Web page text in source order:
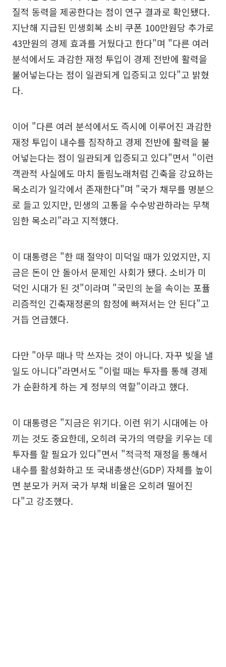
질적 동력을 제공한다는 점이 연구 결과로 확인됐다.
지난해 지급된 민생회복 소비 쿠폰 100만원당 추가로
43만원의 경제 효과를 거뒀다고 한다"며 "다른 여러
분석에서도 과감한 재정 투입이 경제 전반에 활력을
불어넣는다는 점이 일관되게 입증되고 있다"고 밝혔
다.
이어 "다른 여러 분석에서도 즉시에 이루어진 과감한
재정 투입이 내수를 짐작하고 경제 전반에 활력을 불
어넣는다는 점이 일관되게 입증되고 있다"면서 "이런
객관적 사실에도 마치 돌림노래처럼 긴축을 강요하는
목소리가 일각에서 존재한다"며 "국가 채무를 명분으
로 들고 있지만, 민생의 고통을 수수방관하라는 무책
임한 목소리"라고 지적했다.
이 대통령은 "한 때 절약이 미덕일 때가 있었지만, 지
금은 돈이 안 돌아서 문제인 사회가 됐다. 소비가 미
덕인 시대가 된 것"이라며 "국민의 눈을 속이는 포퓰
리즘적인 긴축재정론의 함정에 빠져서는 안 된다"고
거듭 언급했다.
다만 "아무 때나 막 쓰자는 것이 아니다. 자꾸 빚을 낼
일도 아니다"라면서도 "이럴 때는 투자를 통해 경제
가 순환하게 하는 게 정부의 역할"이라고 했다.
이 대통령은 "지금은 위기다. 이런 위기 시대에는 아
끼는 것도 중요한데, 오히려 국가의 역량을 키우는 데
투자를 할 필요가 있다"면서 "적극적 재정을 통해서
내수를 활성화하고 또 국내총생산(GDP) 자체를 높이
면 분모가 커져 국가 부채 비율은 오히려 떨어진
다"고 강조했다.